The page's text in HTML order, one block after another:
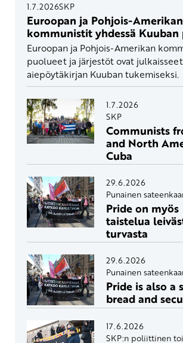
1.7.2026SKP
Euroopan ja Pohjois-Amerikan
kommunistit yhdessä Kuuban
Euroopan ja Pohjois-Amerikan
puolueet ja järjestöt ovat
aiepöytäkirjan Kuuban tukemiseksi.
1.7.2026
SKP
Communists
and North
Cuba
29.6.2026
Punainen
Pride on myös
taistelua
turvasta
29.6.2026
Punainen
Pride is also a
bread and
17.6.2026
SKP:n poliittinen